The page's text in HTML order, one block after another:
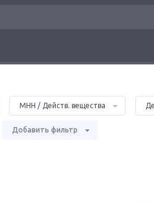
МНН / Действ. вещества
Добавить фильтр